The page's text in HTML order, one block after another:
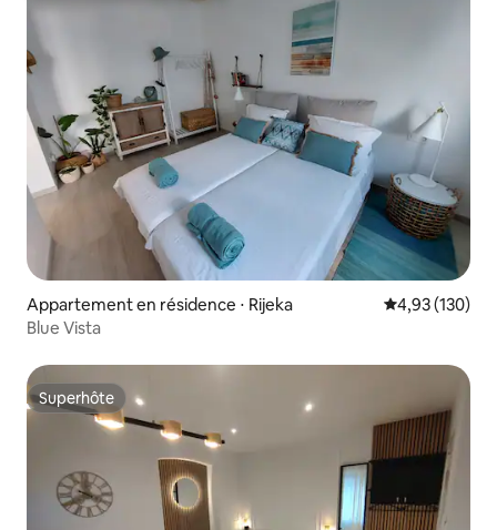
Appartement en résidence ⋅ Rijeka Évaluation
4,93 (130)
Blue Vista
Superhôte
Superhôte